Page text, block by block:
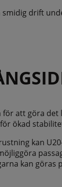
drift
att göra
ökad
kan
kan göras